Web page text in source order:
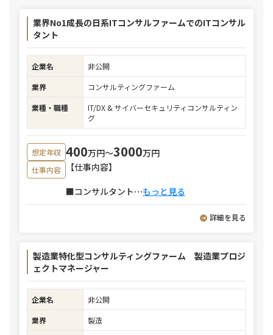
業界No1成長の日系ITコンサルファームでのITコンサル
タント
企業名
非公開
業界
コンサルティングファーム
業種・職種
IT/DX & サイバーセキュリティコンサルティン
グ
想定年収 400万円〜3000万円
仕事内容
【仕事内容】
■コンサルタント⋯もっと見る
詳細を見る
製造業特化型コンサルティングファーム 製造業プロジ
ェクトマネージャー
企業名
非公開
業界
製造